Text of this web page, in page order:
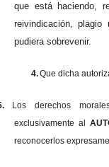
que está haciendo,
reivindicación,
pudiera sobrevenir.
4.Que dicha
Los derechos
exclusivamente al
reconocerlos